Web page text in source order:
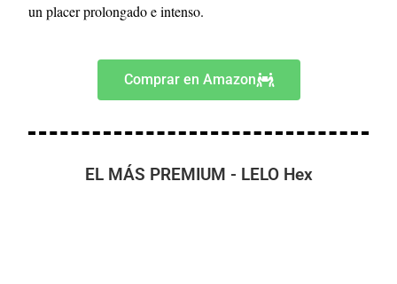
un placer prolongado e intenso.
Comprar en Amazon
EL MÁS PREMIUM - LELO Hex